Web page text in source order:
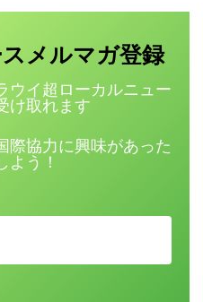
メルマガ登録
ウイ超ローカルニュー
け取れます
際協力に興味があった
よう！